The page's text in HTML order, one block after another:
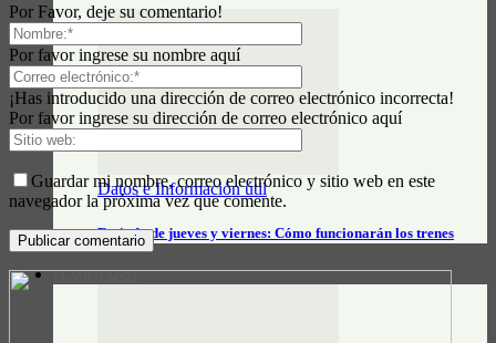
Datos e Información útil
Feriado de jueves y viernes: Cómo funcionarán los trenes
Por Favor, deje su comentario!
Por favor ingrese su nombre aquí
¡Has introducido una dirección de correo electrónico incorrecta!
Por favor ingrese su dirección de correo electrónico aquí
Guardar mi nombre, correo electrónico y sitio web en este
navegador la próxima vez que comente.